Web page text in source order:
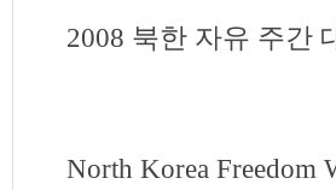
2008 북한 자유 주간
North Korea Freedom